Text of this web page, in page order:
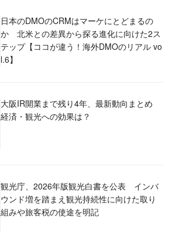
日本のDMOのCRMはマーケにとどまるの
か 北米との差異から探る進化に向けた2ス
テップ【ココが違う！海外DMOのリアル vo
l.6】
大阪IR開業まで残り4年、最新動向まとめ
経済・観光への効果は？
観光庁、2026年版観光白書を公表 インバ
ウンド増を踏まえ観光持続性に向けた取り
組みや旅客税の使途を明記